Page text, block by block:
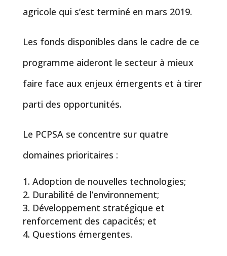
agricole qui s’est terminé en mars 2019.
Les fonds disponibles dans le cadre de ce
programme aideront le secteur à mieux
faire face aux enjeux émergents et à tirer
parti des opportunités.
Le PCPSA se concentre sur quatre
domaines prioritaires :
Adoption de nouvelles technologies;
Durabilité de l’environnement;
Développement stratégique et
renforcement des capacités; et
Questions émergentes.